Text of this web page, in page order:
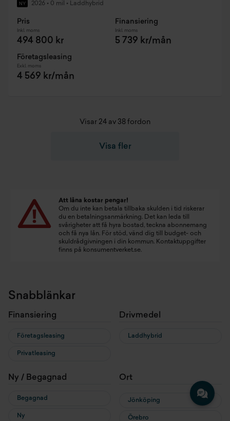
NY 2026 • 0 mil • Laddhybrid
Pris
Inkl. moms
494 800 kr
Finansiering
Inkl. moms
5 739 kr/mån
Företagsleasing
Exkl. moms
4 569 kr/mån
Visar 24 av 38 fordon
Visa fler
Att låna kostar pengar!
Om du inte kan betala tillbaka skulden i tid riskerar
du en betalningsanmärkning. Det kan leda till
svårigheter att få hyra bostad, teckna abonnemang
och få nya lån. För stöd, vänd dig till budget- och
skuldrådgivningen i din kommun. Kontaktuppgifter
finns på konsumentverket.se.
Snabblänkar
Finansiering
Företagsleasing
Privatleasing
Drivmedel
Laddhybrid
Ny / Begagnad
Begagnad
Ny
Ort
Jönköping
Örebro